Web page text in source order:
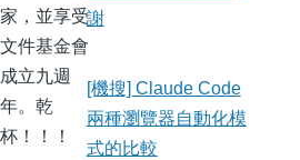
家，並享受
文件基金會
成立九週
年。乾
杯！！！
謝
[機搜] Claude Code
兩種瀏覽器自動化模
式的比較